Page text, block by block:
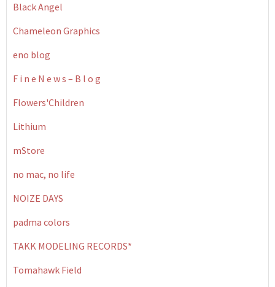
Black Angel
Chameleon Graphics
eno blog
F i n e N e w s – B l o g
Flowers'Children
Lithium
mStore
no mac, no life
NOIZE DAYS
padma colors
TAKK MODELING RECORDS*
Tomahawk Field